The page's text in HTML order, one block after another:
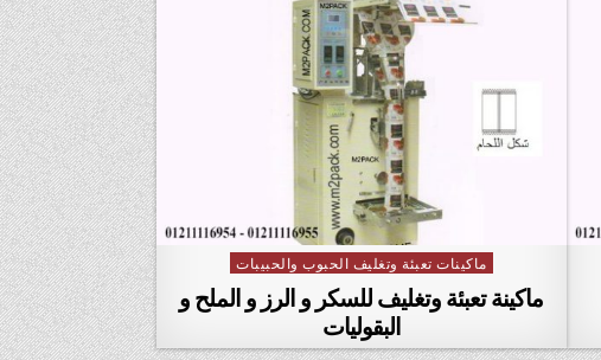
Posted in
ماكينات تعبئة وتغليف الحبوب والحبيبات
ماكينة تعبئة وتغليف للسكر و الرز و الملح و
البقوليات